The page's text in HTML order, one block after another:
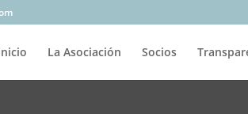
La Asociación Socios